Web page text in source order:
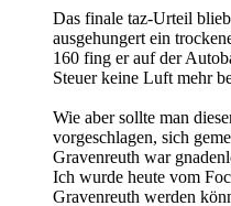
Das finale taz-Urteil
ausgehungert ein
160 fing er auf der
Steuer keine Luft mehr
Wie aber sollte man
vorgeschlagen, sich
Gravenreuth war
Ich wurde heute vom
Gravenreuth werden